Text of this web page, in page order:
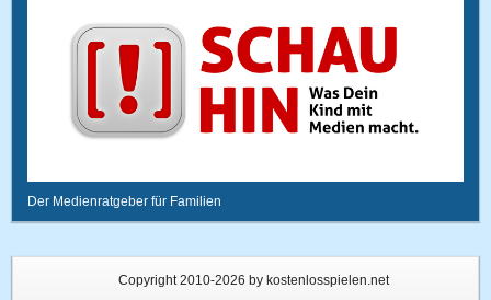
Der Medienratgeber für Familien
Copyright 2010-2026 by kostenlosspielen.net